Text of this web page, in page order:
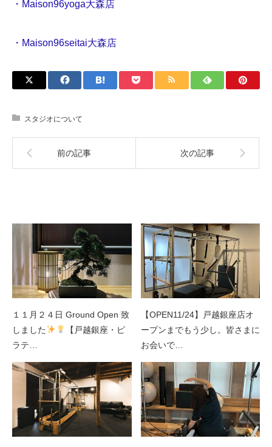
・Maison96yoga大森店
・Maison96seitai大森店
スタジオについて
前の記事 次の記事
１１月２４日 Ground Open 致
しました
【戸越銀座・ピ
ラテ…
【OPEN11/24】戸越銀座店オ
ープンまでもう少し。皆さまに
お会いで…